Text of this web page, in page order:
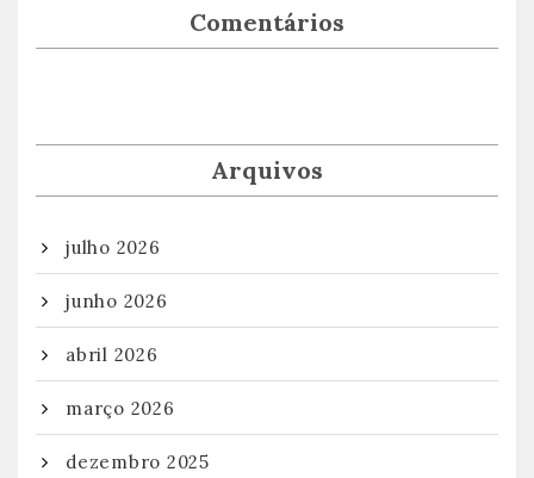
Comentários
Arquivos
julho 2026
junho 2026
abril 2026
março 2026
dezembro 2025